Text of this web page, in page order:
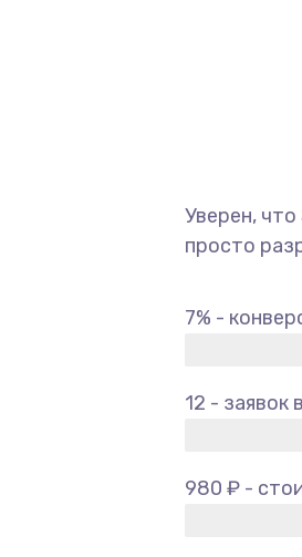
Уверен,
просто
7% -
12 - заявок
980 ₽ -